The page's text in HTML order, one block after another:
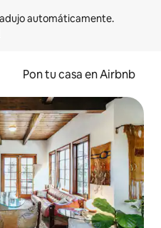
Pon tu casa en Airbnb